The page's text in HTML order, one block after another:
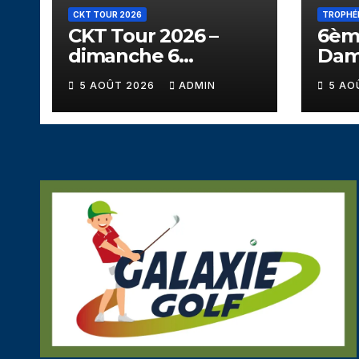
CKT TOUR 2026
CKT Tour 2026 –
dimanche 6
septembre – Golf
des 2 Alpes
5 AOÛT 2026 ADMIN
13
de
5